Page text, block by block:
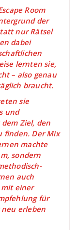
Room
der
nur Rätsel
dabei
lernten sie,
– also genau
braucht.
sie
und
Ziel, den
finden. Der Mix
machte
sondern
auch
einer
für
erleben